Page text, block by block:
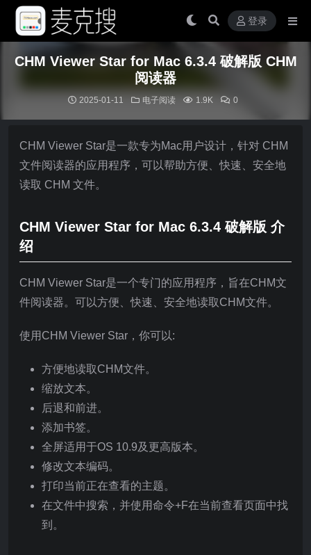
登录
CHM Viewer Star for Mac 6.3.4 破解版 CHM
阅读器
2025-01-11 电子阅读 1.9K 0
CHM Viewer Star是一款专为Mac用户设计，针对 CHM
文件阅读器的应用程序，可以帮助方便、快速、安全地
读取 CHM 文件。
CHM Viewer Star for Mac 6.3.4 破解版 介
绍
CHM Viewer Star是一个专门的应用程序，旨在CHM文
件阅读器。可以方便、快速、安全地读取CHM文件。
使用CHM Viewer Star，你可以:
方便地读取CHM文件。
缩放文本。
后退和前进。
添加书签。
全屏适用于OS 10.9及更高版本。
修改文本编码。
打印当前正在查看的主题。
在文件中搜索，并使用命令+F在当前查看页面中找
到。